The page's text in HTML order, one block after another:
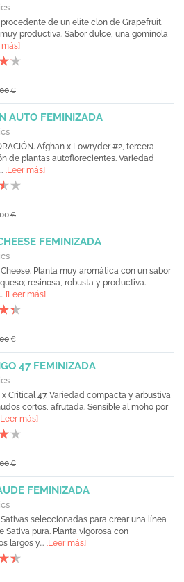
de un elite clon de Grapefruit.
productiva. Sabor dulce, una gominola
más]
€
AUTO FEMINIZADA
Afghan x Lowryder #2, tercera
de plantas autoflorecientes. Variedad
[Leer más]
€
FEMINIZADA
Planta muy aromática con un sabor
resinosa, robusta y productiva.
[Leer más]
€
47 FEMINIZADA
x Critical 47. Variedad compacta y arbustiva
cortos, afrutada. Sensible al moho por
[Leer más]
€
FEMINIZADA
seleccionadas para crear una línea
Sativa pura. Planta vigorosa con
largos y... [Leer más]